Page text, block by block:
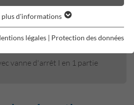
vanne d'arrêt I en 1 partie
d'informations
légales | Protection des données